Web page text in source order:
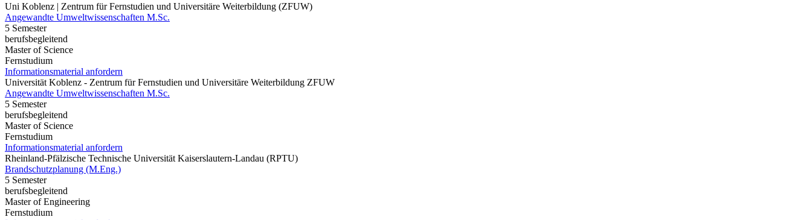
Uni Koblenz | Zentrum für Fernstudien und Universitäre Weiterbildung (ZFUW)
Angewandte Umweltwissenschaften M.Sc.
5 Semester
berufsbegleitend
Master of Science
Fernstudium
Informationsmaterial anfordern
Universität Koblenz - Zentrum für Fernstudien und Universitäre Weiterbildung ZFUW
Angewandte Umweltwissenschaften M.Sc.
5 Semester
berufsbegleitend
Master of Science
Fernstudium
Informationsmaterial anfordern
Rheinland-Pfälzische Technische Universität Kaiserslautern-Landau (RPTU)
Brandschutzplanung (M.Eng.)
5 Semester
berufsbegleitend
Master of Engineering
Fernstudium